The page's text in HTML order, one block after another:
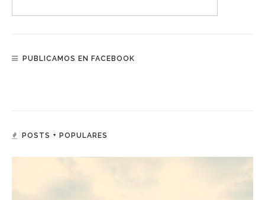
PUBLICAMOS EN FACEBOOK
POSTS + POPULARES